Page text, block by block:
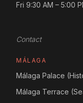
Fri 9:30 AM – 5:00
Contact
MÁLAGA
Málaga Palace
Málaga Terrace